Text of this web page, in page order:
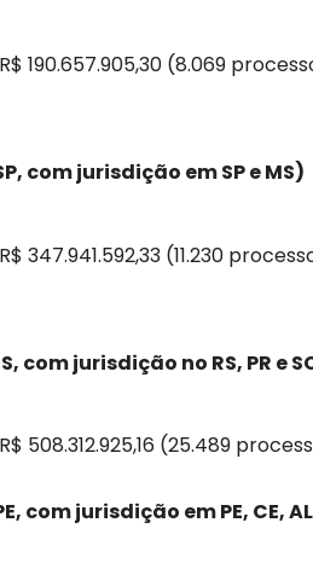
190.657.905,30 (8.069
com jurisdição em SP e MS)
347.941.592,33 (11.230
com jurisdição no RS, PR e
508.312.925,16 (25.489
com jurisdição em PE, CE, AL,